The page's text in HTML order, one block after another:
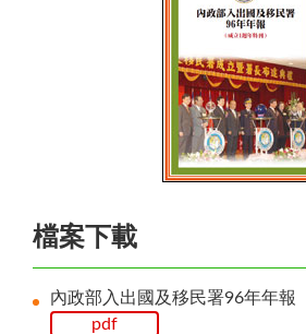
檔案下載
內政部入出國及移民署96年年報
pdf